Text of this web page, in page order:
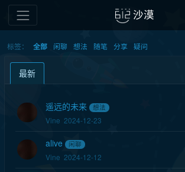
沙漠
标签： 全部 闲聊 想法 随笔 分享 疑问
最新
遥远的未来 想法
Vine 2024-12-23
alive 闲聊
Vine 2024-12-12